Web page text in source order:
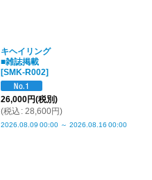
キヘイリング
■雑誌掲載
[SMK-R002]
26,000円(税別)
(税込 : 28,600円)
2026.08.09 00:00 ～ 2026.08.16 00:00